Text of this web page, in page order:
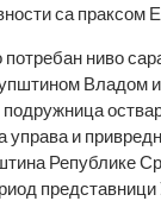
са
ниво
Владом
подружница
управа и
Републике